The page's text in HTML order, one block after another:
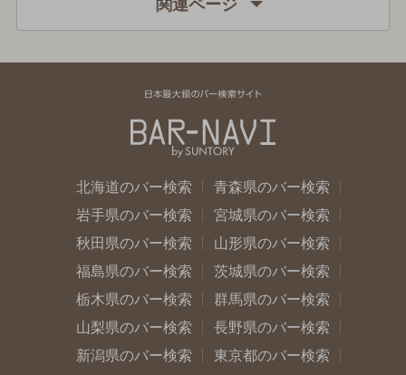
関連ページ
北海道のバー検索
青森県のバー検索
岩手県のバー検索
宮城県のバー検索
秋田県のバー検索
山形県のバー検索
福島県のバー検索
茨城県のバー検索
栃木県のバー検索
群馬県のバー検索
山梨県のバー検索
長野県のバー検索
新潟県のバー検索
東京都のバー検索